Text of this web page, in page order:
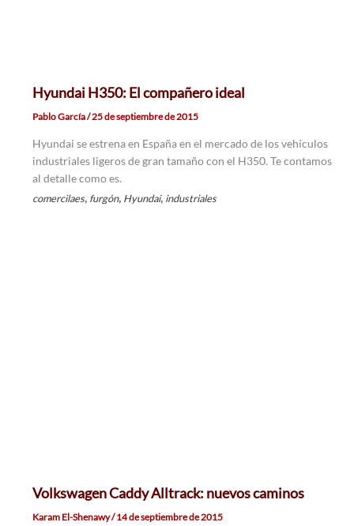
Hyundai H350: El compañero ideal
Pablo García/25 de septiembre de 2015
Hyundai se estrena en España en el mercado de los vehículos
industriales ligeros de gran tamaño con el H350. Te contamos
al detalle como es.
comercilaes, furgón, Hyundai, industriales
Volkswagen Caddy Alltrack: nuevos caminos
Karam El-Shenawy/14 de septiembre de 2015